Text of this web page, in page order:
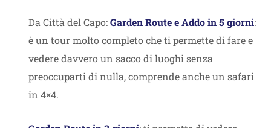
Da Città del Capo:Garden Route e Addo in 5 giorni:
è un tour molto completo che ti permette di fare e
vedere davvero un sacco di luoghi senza
preoccuparti di nulla, comprende anche un safari
in 4×4.